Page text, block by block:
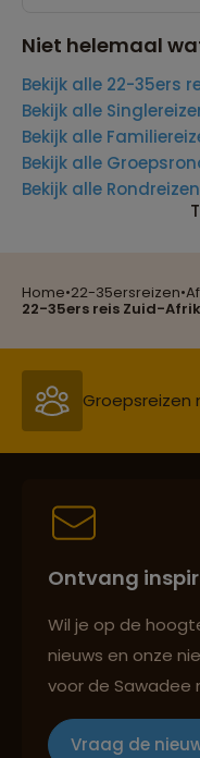
Home•22-35ersreizen•
22-35ers reis Zuid-
Niet helemaal
Bekijk alle 22-35ers
Bekijk alle
Bekijk alle
Bekijk alle
Bekijk alle
Reizen met
Groepsreizen
Reiszekerheid
Reizen met
Ontvang
Wil je op de
nieuws en onze
voor de Sawadee
Vraag de